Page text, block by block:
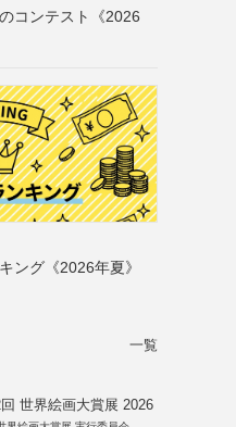
コンテスト《2026
ング《2026年夏》
一覧
世界絵画大賞展 2026